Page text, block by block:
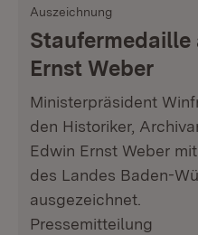
Auszeichnung
Staufermedaille
Ernst Weber
Ministerpräsident
den Historiker,
Edwin Ernst Weber
des Landes Baden-
ausgezeichnet.
Pressemitteilung